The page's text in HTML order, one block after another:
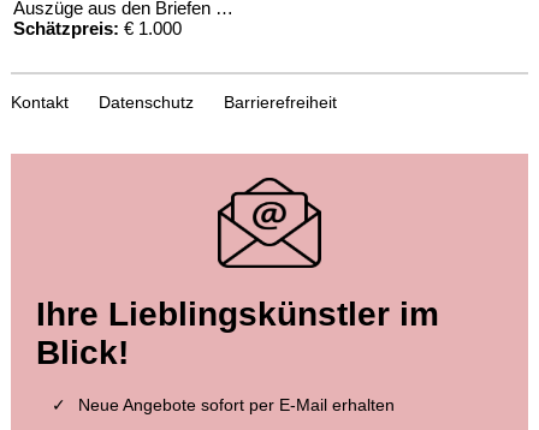
Auszüge aus den Briefen von Riedesel ... Reise nach America
Schätzpreis: € 1.000
Kontakt Datenschutz Barrierefreiheit
Ihre Lieblingskünstler im
Blick!
Neue Angebote sofort per E-Mail erhalten